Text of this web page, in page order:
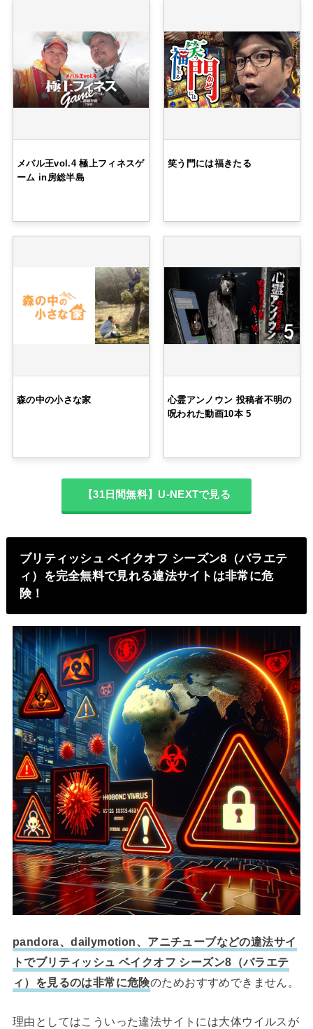
メバル王vol.4 極上フィネスゲ
ーム in房総半島
笑う門には福きたる
森の中の小さな家
心霊アンノウン 投稿者不明の
呪われた動画10本 5
【31日間無料】U-NEXTで見る
ブリティッシュ ベイクオフ シーズン8（バラエテ
ィ）を完全無料で見れる違法サイトは非常に危
険！
pandora、dailymotion、アニチューブなどの違法サイ
トでブリティッシュ ベイクオフ シーズン8（バラエテ
ィ）を見るのは非常に危険のためおすすめできません。
理由としてはこういった違法サイトには大体ウイルスが